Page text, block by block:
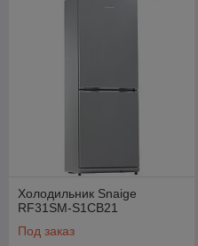
Холодильник Snaige
RF31SM-S1CB21
Под заказ